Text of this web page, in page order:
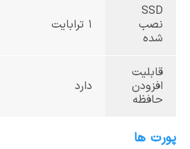
SSD
نصب
شده
1 ترابایت
قابلیت
افزودن
حافظه
دارد
پورت ها